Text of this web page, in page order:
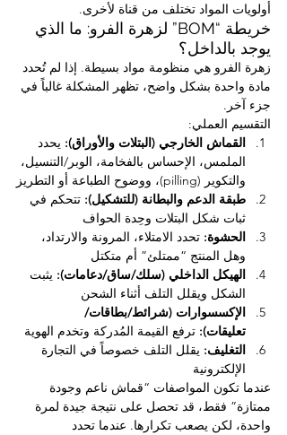
أولويات المواد تختلف من قناة لأخرى.
خريطة “BOM” لزهرة الفرو: ما الذي
يوجد بالداخل؟
زهرة الفرو هي منظومة مواد بسيطة. إذا لم تُحدد
مادة واحدة بشكل واضح، تظهر المشكلة غالباً في
جزء آخر.
التقسيم العملي:
القماش الخارجي (البتلات والأوراق): يحدد
الملمس، الإحساس بالفخامة، الوبر/التنسيل،
والتكوير (pilling)، ووضوح الطباعة أو التطريز
طبقة الدعم والبطانة (للتشكيل): تتحكم في
ثبات شكل البتلات وحِدة الحواف
الحشوة: تحدد الامتلاء، المرونة والارتداد،
وهل المنتج “ممتلئ” أم متكتل
الهيكل الداخلي (سلك/ساق/دعامات): يثبت
الشكل ويقلل التلف أثناء الشحن
الإكسسوارات (شرائط/بطاقات/
تعليقات): ترفع القيمة المُدركة وتخدم الهوية
التغليف: يقلل التلف خصوصاً في التجارة
الإلكترونية
عندما تكون المواصفات “قماش ناعم وجودة
ممتازة” فقط، قد تحصل على نتيجة جيدة لمرة
واحدة، لكن يصعب تكرارها. عندما تحدد